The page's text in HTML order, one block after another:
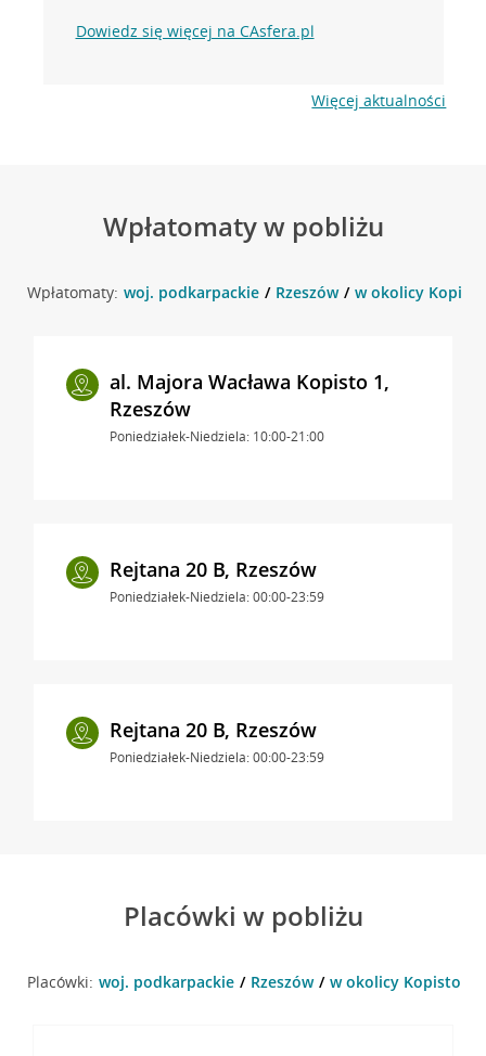
Dowiedz się więcej na CAsfera.pl
Więcej aktualności
Wpłatomaty w pobliżu
Wpłatomaty: woj. podkarpackie Rzeszów w okolicy Kopisto
al. Majora Wacława Kopisto 1,
Rzeszów
Poniedziałek-Niedziela: 10:00-21:00
Rejtana 20 B, Rzeszów
Poniedziałek-Niedziela: 00:00-23:59
Rejtana 20 B, Rzeszów
Poniedziałek-Niedziela: 00:00-23:59
Placówki w pobliżu
Placówki: woj. podkarpackie Rzeszów w okolicy Kopisto 1 ,